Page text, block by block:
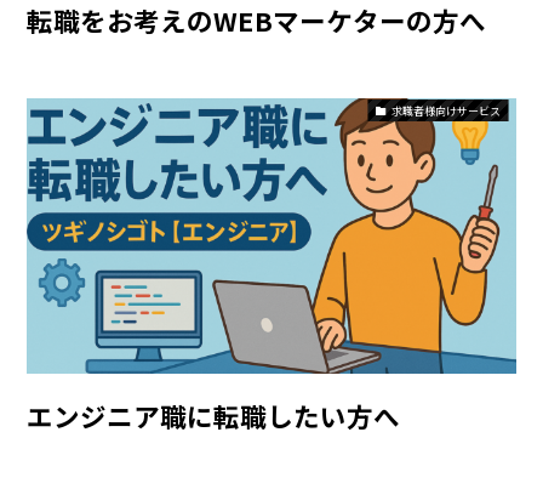
転職をお考えのWEBマーケターの方へ
求職者様向けサービス
エンジニア職に転職したい方へ